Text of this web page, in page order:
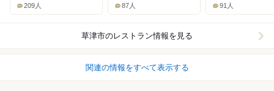
209人 87人 91人
草津市のレストラン情報を見る
関連の情報をすべて表示する